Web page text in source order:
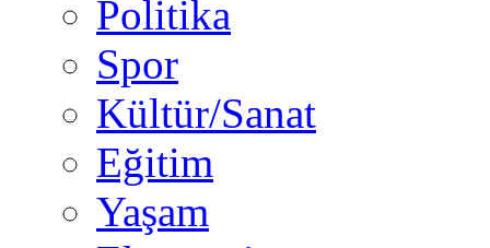
Politika
Spor
Kültür/Sanat
Eğitim
Yaşam